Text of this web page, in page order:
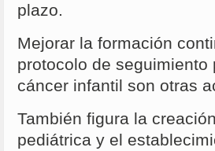
plazo.
Mejorar la formación
protocolo de
cáncer infantil son otras
También figura la
pediátrica y el